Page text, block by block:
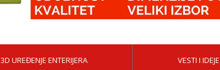
3D UREĐENJE ENTERIJERA VESTI I IDEJE